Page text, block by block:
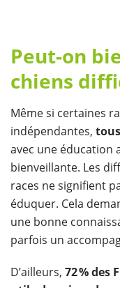
Peut-on
chiens
Même si certaines
indépendantes,
avec une éducation
bienveillante. Les
races ne signifient
éduquer. Cela
une bonne
parfois un
D’ailleurs, 72% des